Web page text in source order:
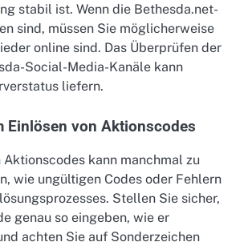
stabil ist. Wenn die Bethesda.net-
sind, müssen Sie möglicherweise
online sind. Das Überprüfen der
Social-Media-Kanäle kann
liefern.
Einlösen von Aktionscodes
Aktionscodes kann manchmal zu
wie ungültigen Codes oder Fehlern
Stellen Sie sicher,
genau so eingeben, wie er
achten Sie auf Sonderzeichen